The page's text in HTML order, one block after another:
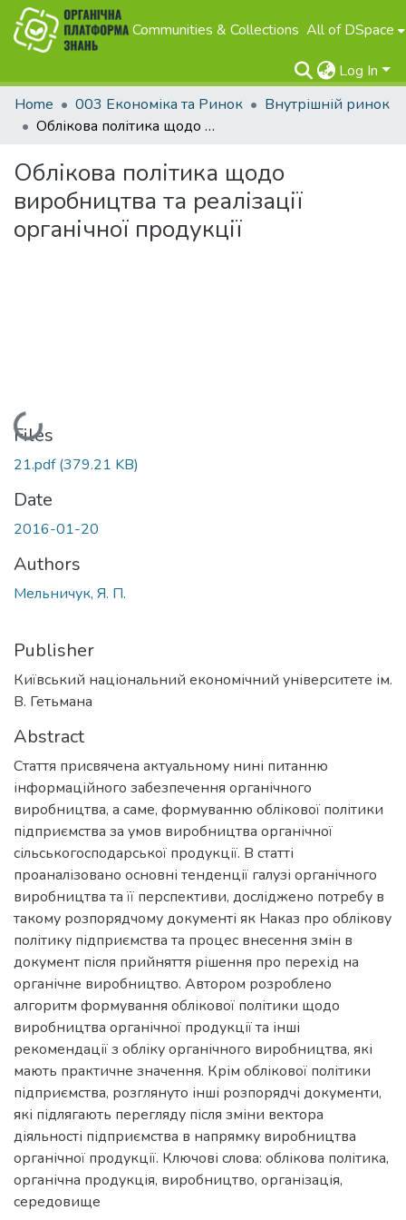
Communities & Collections All of DSpace
Log In
Home
003 Економіка та Ринок
Внутрішній ринок
Облікова політика щодо виробництва та реалізації органічної продукції
Облікова політика щодо
виробництва та реалізації
органічної продукції
Loading...
Files
21.pdf(379.21 KB)
Date
2016-01-20
Authors
Мельничук, Я. П.
Publisher
Київський національний економічний університете ім.
В. Гетьмана
Abstract
Стаття присвячена актуальному нині питанню
інформаційного забезпечення органічного
виробництва, а саме, формуванню облікової політики
підприємства за умов виробництва органічної
сільськогосподарської продукції. В статті
проаналізовано основні тенденції галузі органічного
виробництва та її перспективи, досліджено потребу в
такому розпорядчому документі як Наказ про облікову
політику підприємства та процес внесення змін в
документ після прийняття рішення про перехід на
органічне виробництво. Автором розроблено
алгоритм формування облікової політики щодо
виробництва органічної продукції та інші
рекомендації з обліку органічного виробництва, які
мають практичне значення. Крім облікової політики
підприємства, розглянуто інші розпорядчі документи,
які підлягають перегляду після зміни вектора
діяльності підприємства в напрямку виробництва
органічної продукції. Ключові слова: облікова політика,
органічна продукція, виробництво, організація,
середовище